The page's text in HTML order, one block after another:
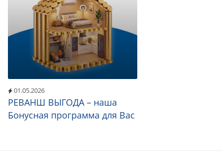
01.05.2026
РЕВАНШ ВЫГОДА – наша
Бонусная программа для Вас